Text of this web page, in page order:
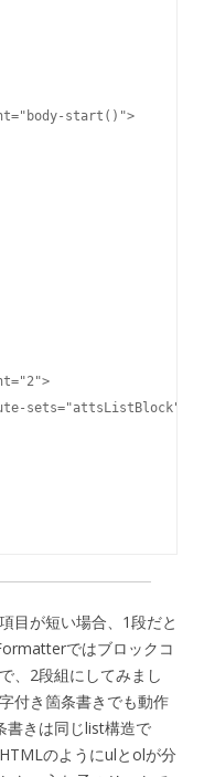
start()">
sets="attsListBlock">
目が短い場合、1段だと
ではブロックコ
、2段組にしてみまし
付き箇条書きでも動作
書きは同じlist構造で
のようにulとolが分